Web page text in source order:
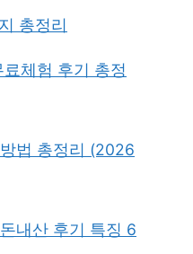
총정리
체험 후기 총정
법 총정리 (2026
내산 후기 특징 6